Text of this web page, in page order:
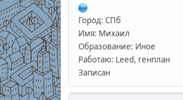
Город: СПб
Имя: Михаил
Образование: Иное
Работаю: Leed, генплан
Записан